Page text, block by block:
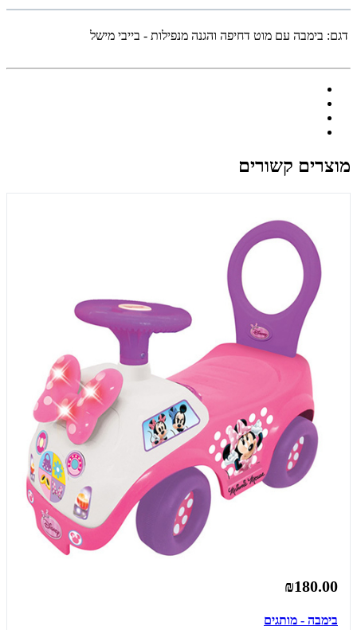
דגם: בימבה עם מוט דחיפה והגנה מנפילות - בייבי מישל
מוצרים קשורים
₪180.00
בימבה - מותגים